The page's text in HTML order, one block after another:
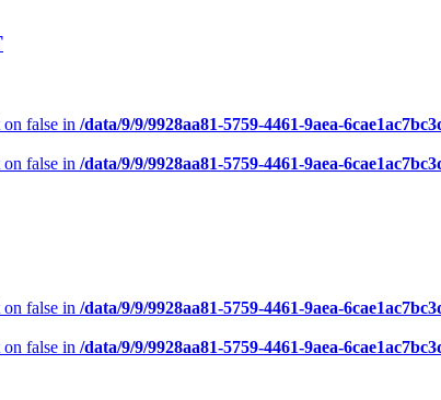
on false in /data/9/9/9928aa81-5759-4461-9aea-
on false in /data/9/9/9928aa81-5759-4461-9aea-
on false in /data/9/9/9928aa81-5759-4461-9aea-
on false in /data/9/9/9928aa81-5759-4461-9aea-